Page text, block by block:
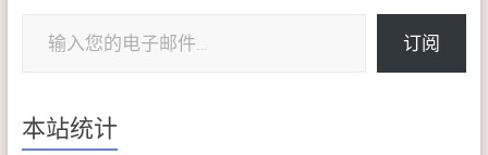
订阅
本站统计